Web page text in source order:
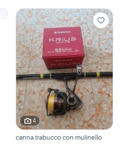
4
canna trabucco con mulinello